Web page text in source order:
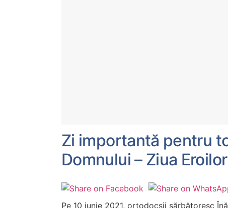
Zi importantă pentru
Domnului – Ziua Eroilor
Pe 10 iunie 2021, ortodocșii sărbătoresc